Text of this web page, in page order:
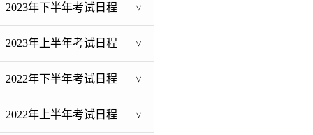
2023年下半年考试日程 >
2023年上半年考试日程 >
2022年下半年考试日程 >
2022年上半年考试日程 >